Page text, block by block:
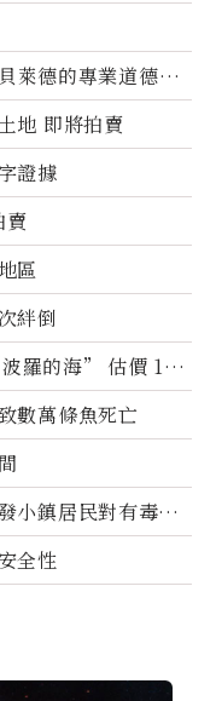
地 即將拍賣
證據
賣
區
絆倒
羅的海” 估價 100
數萬條魚死亡
小鎮居民對有毒物
全性